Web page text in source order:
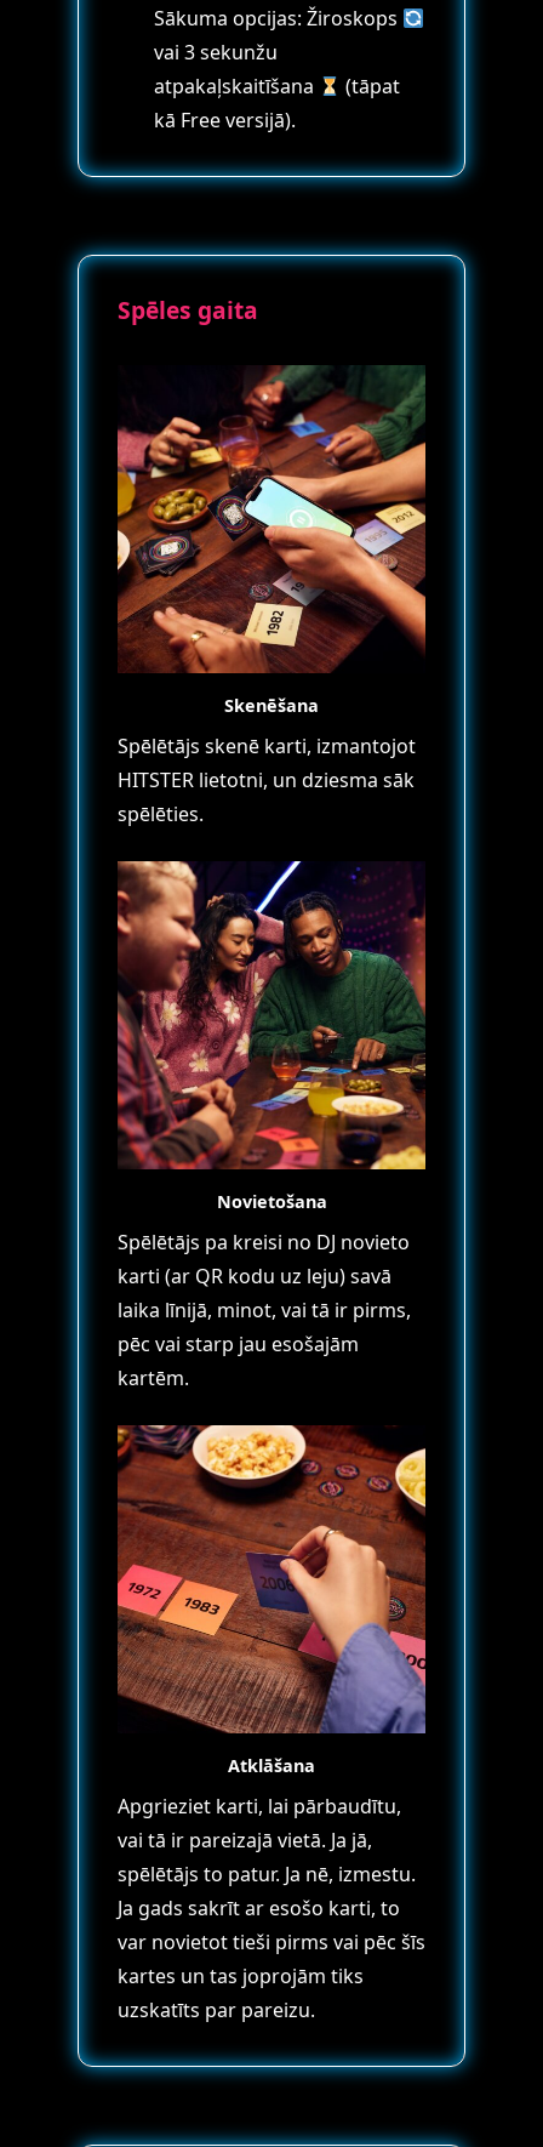
Sākuma opcijas: Žiroskops
vai 3 sekunžu
atpakaļskaitīšana
(tāpat
kā Free versijā).
Spēles gaita
Skenēšana
Spēlētājs skenē karti, izmantojot
HITSTER lietotni, un dziesma sāk
spēlēties.
Novietošana
Spēlētājs pa kreisi no DJ novieto
karti (ar QR kodu uz leju) savā
laika līnijā, minot, vai tā ir pirms,
pēc vai starp jau esošajām
kartēm.
Atklāšana
Apgrieziet karti, lai pārbaudītu,
vai tā ir pareizajā vietā. Ja jā,
spēlētājs to patur. Ja nē, izmestu.
Ja gads sakrīt ar esošo karti, to
var novietot tieši pirms vai pēc šīs
kartes un tas joprojām tiks
uzskatīts par pareizu.